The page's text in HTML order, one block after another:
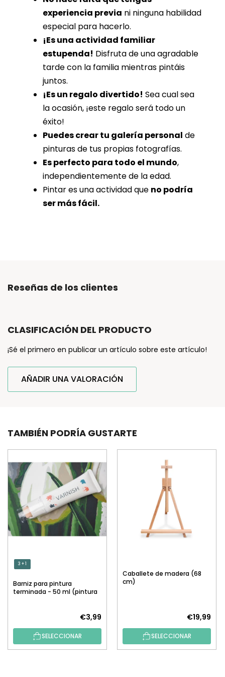
experiencia previa ni ninguna habilidad
especial para hacerlo.
¡Es una actividad familiar
estupenda! Disfruta de una agradable
tarde con la familia mientras pintáis
juntos.
¡Es un regalo divertido! Sea cual sea
la ocasión, ¡este regalo será todo un
éxito!
Puedes crear tu galería personal de
pinturas de tus propias fotografías.
Es perfecto para todo el mundo,
independientemente de la edad.
Pintar es una actividad que no podría
ser más fácil.
Reseñas de los clientes
CLASIFICACIÓN DEL PRODUCTO
¡Sé el primero en publicar un artículo sobre este artículo!
AÑADIR UNA VALORACIÓN
TAMBIÉN PODRÍA GUSTARTE
3 + 1
Barniz para pintura
terminada - 50 ml (pintura
€3,99
SELECCIONAR
Caballete de madera (68
cm)
€19,99
SELECCIONAR